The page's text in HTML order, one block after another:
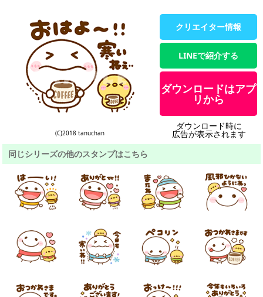
(C)2018 tanuchan
クリエイター情報
LINEで紹介する
ダウンロードはアプ
リから
ダウンロード時に
広告が表示されます
同じシリーズの他のスタンプはこちら